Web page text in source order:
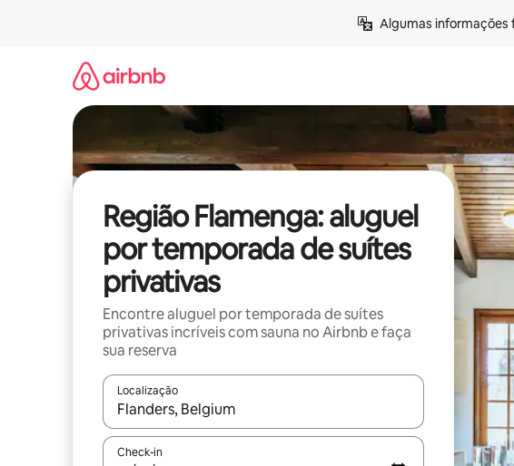
Algumas
Região Flamenga: aluguel
por temporada de suítes
privativas
Encontre aluguel por temporada de suítes
privativas incríveis com sauna no Airbnb e faça
sua reserva
Localização
Quando os resultados estiverem disponíveis, explore-os usando
Check-in